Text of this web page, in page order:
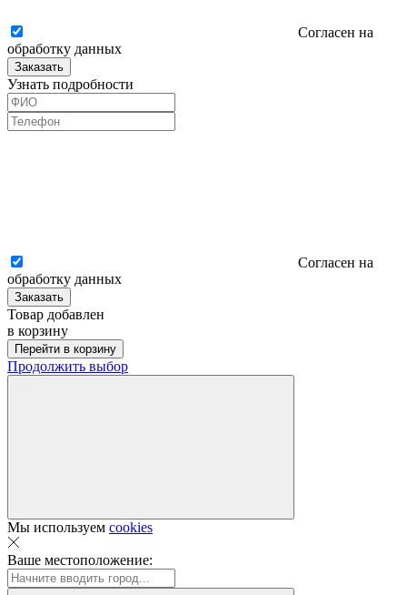
Согласен на
обработку данных
Заказать
Узнать подробности
Согласен на
обработку данных
Заказать
Товар добавлен
в корзину
Перейти в корзину
Продолжить выбор
Мы используем cookies
Ваше местоположение: